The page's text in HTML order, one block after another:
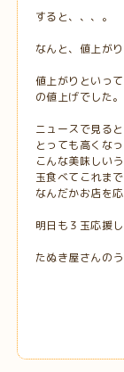
すると、、、。
なんと、値上が
値上がりといっ
の値上げでした。
ニュースで見る
とっても高くな
こんな美味しい
玉食べてこれま
なんだかお店を
明日も３玉応援
たぬき屋さんの